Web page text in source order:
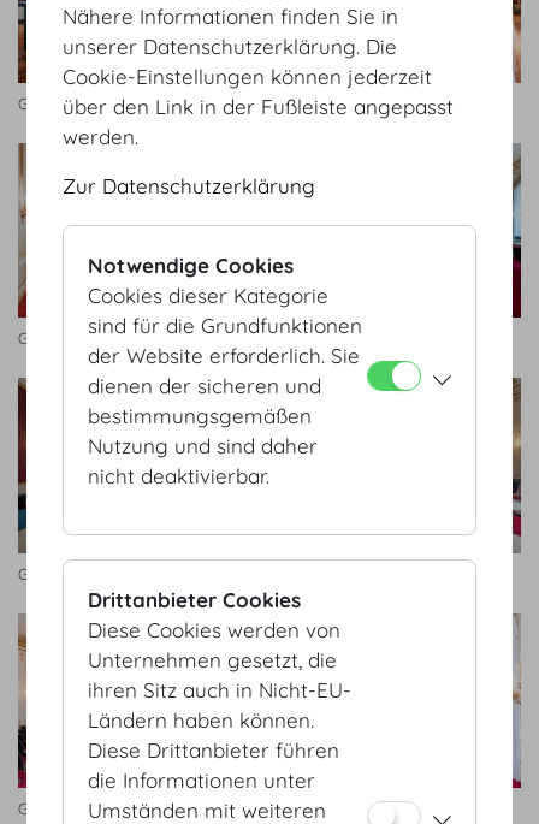
Geheime Ratstube Geheime Ratstube
Geheime Ratstube Geheime Ratstube
Geheime Ratstube
Geheime Ratstube Geheime Ratstube
Nähere Informationen finden Sie in
unserer Datenschutzerklärung. Die
Cookie-Einstellungen können jederzeit
über den Link in der Fußleiste angepasst
werden.
Zur Datenschutzerklärung
Notwendige Cookies
Cookies dieser Kategorie
sind für die Grundfunktionen
der Website erforderlich. Sie
dienen der sicheren und
bestimmungsgemäßen
Nutzung und sind daher
nicht deaktivierbar.
Drittanbieter Cookies
Diese Cookies werden von
Unternehmen gesetzt, die
ihren Sitz auch in Nicht-EU-
Ländern haben können.
Diese Drittanbieter führen
die Informationen unter
Umständen mit weiteren